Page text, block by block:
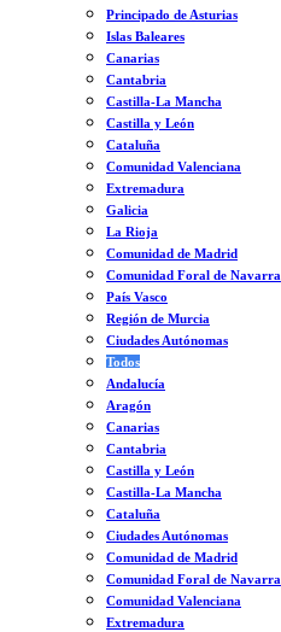
Principado de Asturias
Islas Baleares
Canarias
Cantabria
Castilla-La Mancha
Castilla y León
Cataluña
Comunidad Valenciana
Extremadura
Galicia
La Rioja
Comunidad de Madrid
Comunidad Foral de Navarra
País Vasco
Región de Murcia
Ciudades Autónomas
Todos
Andalucía
Aragón
Canarias
Cantabria
Castilla y León
Castilla-La Mancha
Cataluña
Ciudades Autónomas
Comunidad de Madrid
Comunidad Foral de Navarra
Comunidad Valenciana
Extremadura